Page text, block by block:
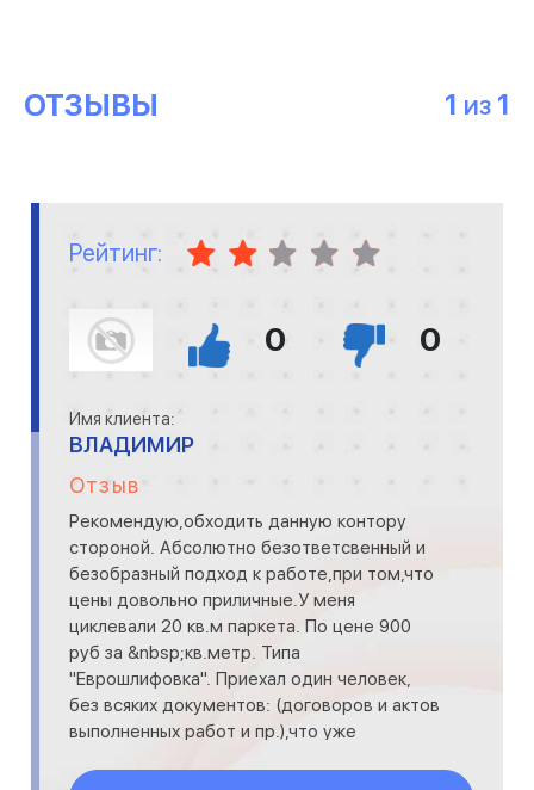
ОТЗЫВЫ 1 ИЗ 1
Рейтинг:
0 0
Имя клиента:
ВЛАДИМИР
Отзыв
Рекомендую,обходить данную контору
стороной. Абсолютно безответсвенный и
безобразный подход к работе,при том,что
цены довольно приличные.У меня
циклевали 20 кв.м паркета. По цене 900
руб за &nbsp;кв.метр. Типа
"Еврошлифовка". Приехал один человек,
без всяких документов: (договоров и актов
выполненных работ и пр.),что уже
паркет, по